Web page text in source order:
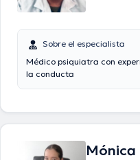
Sobre el especialista
Médico psiquiatra con
la conducta
Mónica